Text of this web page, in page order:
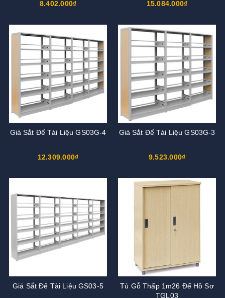
8.402.000₫ 15.084.000₫
Giá Sắt Để Tài Liệu GS03G-4
12.309.000₫
Giá Sắt Để Tài Liệu GS03G-3
9.523.000₫
Giá Sắt Để Tài Liệu GS03-5
Tủ Gỗ Thấp 1m26 Để Hồ Sơ
TGL03